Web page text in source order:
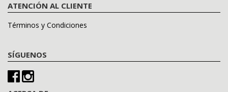
ATENCIÓN AL CLIENTE
Términos y Condiciones
SÍGUENOS